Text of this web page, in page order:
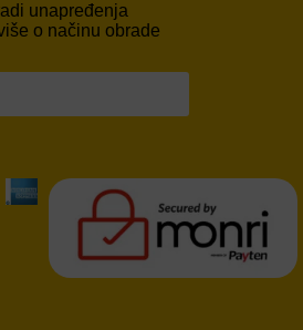
unapređenja
o načinu obrade